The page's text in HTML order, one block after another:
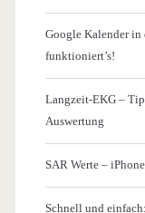
Google Kalender
funktioniert’s!
Langzeit-EKG –
Auswertung
SAR Werte –
Schnell und